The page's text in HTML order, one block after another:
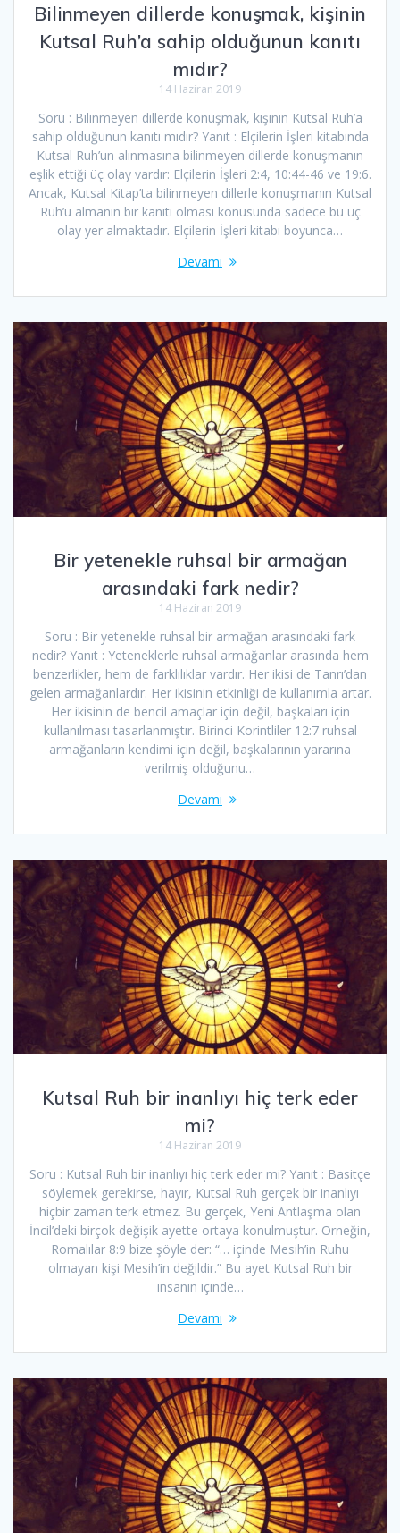
Bilinmeyen dillerde konuşmak, kişinin
Kutsal Ruh’a sahip olduğunun kanıtı
mıdır?
14 Haziran 2019
Soru : Bilinmeyen dillerde konuşmak, kişinin Kutsal Ruh’a
sahip olduğunun kanıtı mıdır? Yanıt : Elçilerin İşleri kitabında
Kutsal Ruh’un alınmasına bilinmeyen dillerde konuşmanın
eşlik ettiği üç olay vardır: Elçilerin İşleri 2:4, 10:44-46 ve 19:6.
Ancak, Kutsal Kitap’ta bilinmeyen dillerle konuşmanın Kutsal
Ruh’u almanın bir kanıtı olması konusunda sadece bu üç
olay yer almaktadır. Elçilerin İşleri kitabı boyunca…
Devamı
Bir yetenekle ruhsal bir armağan
arasındaki fark nedir?
14 Haziran 2019
Soru : Bir yetenekle ruhsal bir armağan arasındaki fark
nedir? Yanıt : Yeteneklerle ruhsal armağanlar arasında hem
benzerlikler, hem de farklılıklar vardır. Her ikisi de Tanrı’dan
gelen armağanlardır. Her ikisinin etkinliği de kullanımla artar.
Her ikisinin de bencil amaçlar için değil, başkaları için
kullanılması tasarlanmıştır. Birinci Korintliler 12:7 ruhsal
armağanların kendimi için değil, başkalarının yararına
verilmiş olduğunu…
Devamı
Kutsal Ruh bir inanlıyı hiç terk eder
mi?
14 Haziran 2019
Soru : Kutsal Ruh bir inanlıyı hiç terk eder mi? Yanıt : Basitçe
söylemek gerekirse, hayır, Kutsal Ruh gerçek bir inanlıyı
hiçbir zaman terk etmez. Bu gerçek, Yeni Antlaşma olan
İncil’deki birçok değişik ayette ortaya konulmuştur. Örneğin,
Romalılar 8:9 bize şöyle der: “… içinde Mesih’in Ruhu
olmayan kişi Mesih’in değildir.” Bu ayet Kutsal Ruh bir
insanın içinde…
Devamı